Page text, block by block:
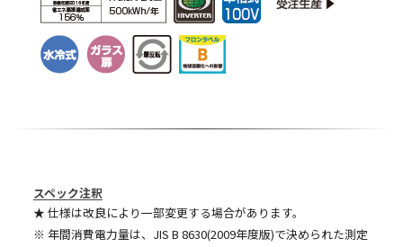
スペック注釈
★ 仕様は改良により一部変更する場合があります。
※ 年間消費電力量は、JIS B 8630(2009年度版)で決められた測定